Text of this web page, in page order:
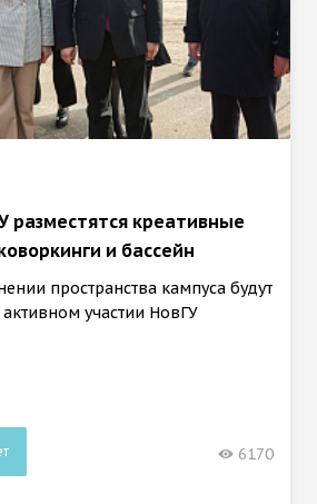
разместятся креативные
и бассейн
пространства кампуса будут
участии НовГУ
6170